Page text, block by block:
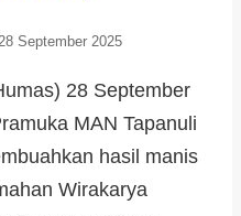
September 2025
28 September
MAN Tapanuli
hasil manis
Wirakarya